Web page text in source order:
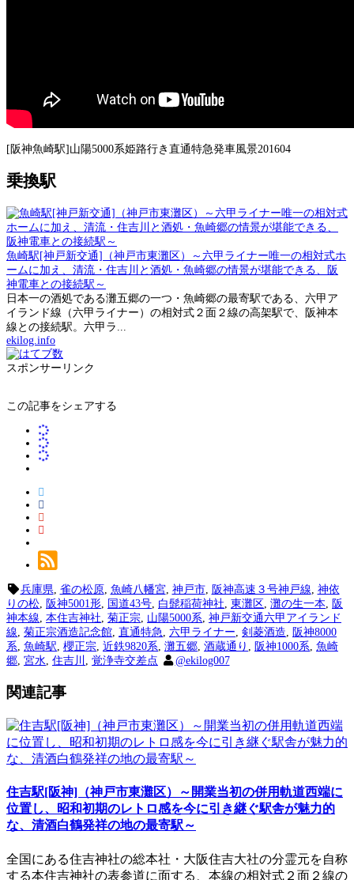
[阪神魚崎駅]山陽5000系姫路行き直通特急発車風景201604
乗換駅
魚崎駅[神戸新交通]（神戸市東灘区）～六甲ライナー唯一の相対式ホ
ームに加え、清流・住吉川と酒処・魚崎郷の情景が堪能できる、阪
神電車との接続駅～
日本一の酒処である灘五郷の一つ・魚崎郷の最寄駅である、六甲ア
イランド線（六甲ライナー）の相対式２面２線の高架駅で、阪神本
線との接続駅。六甲ラ...
ekilog.info
スポンサーリンク
この記事をシェアする
兵庫県 雀の松原, 魚崎八幡宮, 神戸市, 阪神高速３号神戸線 神依
りの松
阪神5001形 国道43号 白髭稲荷神社 東灘区 灘の生一本
阪
神本線 本住吉神社 菊正宗 山陽5000系 神戸新交通六甲アイランド
線 菊正宗酒造記念館 直通特急 六甲ライナー 剣菱酒造
阪神8000
系 魚崎駅 櫻正宗 近鉄9820系 灘五郷 酒蔵通り 阪神1000系 魚崎
郷 宮水 住吉川 覚浄寺交差点 @ekilog007
関連記事
住吉駅[阪神]（神戸市東灘区）～開業当初の併用軌道西端に
位置し、昭和初期のレトロ感を今に引き継ぐ駅舎が魅力的
な、清酒白鶴発祥の地の最寄駅～
全国にある住吉神社の総本社・大阪住吉大社の分霊元を自称
する本住吉神社の表参道に面する、本線の相対式２面２線の